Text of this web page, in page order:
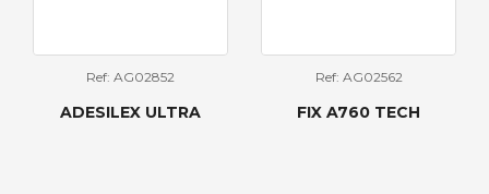
Ref: AG02852
ADESILEX ULTRA
Ref: AG02562
FIX A760 TECH